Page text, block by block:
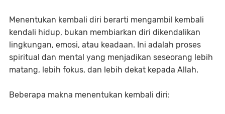
Menentukan kembali diri berarti mengambil kembali
kendali hidup, bukan membiarkan diri dikendalikan
lingkungan, emosi, atau keadaan. Ini adalah proses
spiritual dan mental yang menjadikan seseorang lebih
matang, lebih fokus, dan lebih dekat kepada Allah.
Beberapa makna menentukan kembali diri: